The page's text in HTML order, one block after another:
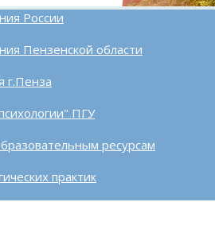
России
Пензенской области
г.Пенза
ПГУ
ресурсам
практик